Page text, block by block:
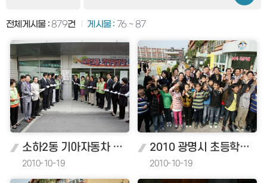
전체게시물 : 879건 게시물 : 76 ~ 87
소하2동 기아자동차 나눔누리터 개소식
2010-10-19
2010 광명시 초등학교 배움터 지킴이 발대식
2010-10-19